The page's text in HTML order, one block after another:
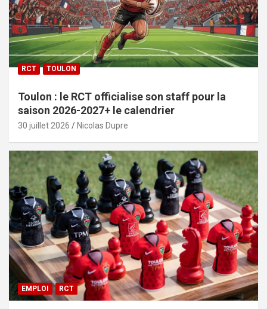
RCT TOULON
Toulon : le RCT officialise son staff pour la
saison 2026-2027+ le calendrier
30 juillet 2026 Nicolas Dupre
EMPLOI RCT